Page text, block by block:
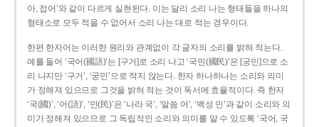
아, 접어’와 같이 다르게 실현된다. 이는 달리 소리 나는 형태들을 하나의
형태소로 모두 적을 수 없어서 소리 나는 대로 적는 경우이다.
한편 한자어는 이러한 원리와 관계없이 각 글자의 소리를 밝혀 적는다.
예를 들어 ‘국어(國語)’는 [구거]로 소리 나고 ‘국민(國民)’은 [궁민]으로 소
리 나지만 ‘구거’, ‘궁민’으로 적지 않는다. 한자 하나하나는 소리와 의미
가 정해져 있으므로 그것을 밝혀 적는 것이 독서에 효율적이다. 즉 한자
‘국(國)’, ‘어(語)’, ‘민(民)’은 ‘나라 국’, ‘말씀 어’, ‘백성 민’과 같이 소리와 의
미가 정해져 있으므로 그 독립적인 소리와 의미를 알 수 있도록 ‘국어, 국